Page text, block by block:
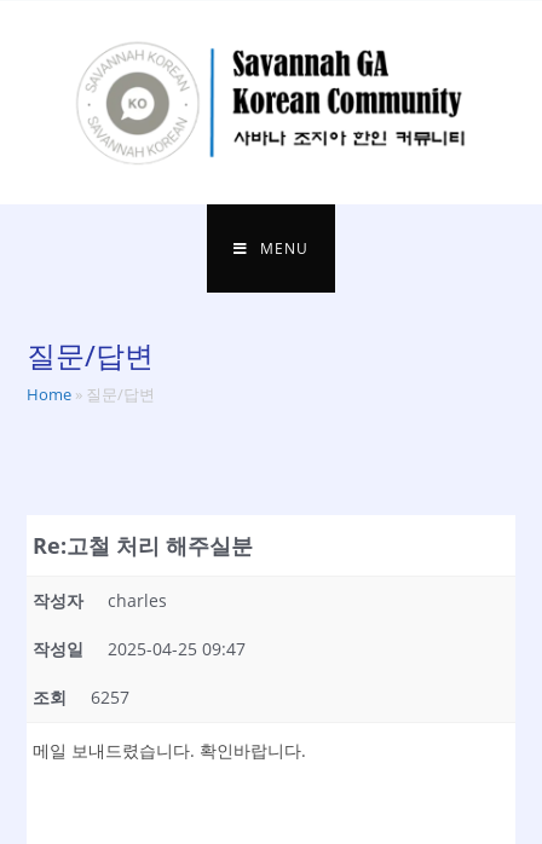
MENU
질문/답변
Home » 질문/답변
Re:고철 처리 해주실분
작성자 charles
작성일 2025-04-25 09:47
조회 6257
메일 보내드렸습니다. 확인바랍니다.